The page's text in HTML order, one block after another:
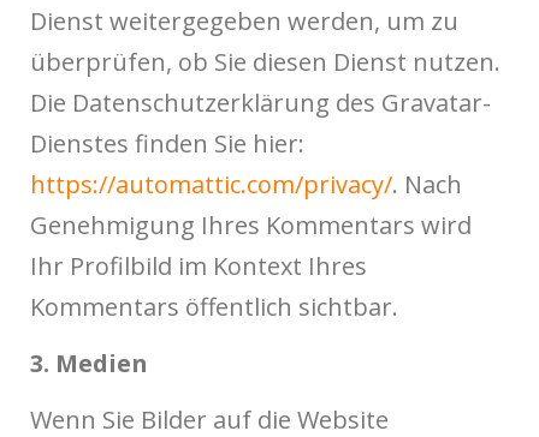
Dienst weitergegeben werden, um zu
überprüfen, ob Sie diesen Dienst nutzen.
Die Datenschutzerklärung des Gravatar-
Dienstes finden Sie hier:
https://automattic.com/privacy/. Nach
Genehmigung Ihres Kommentars wird
Ihr Profilbild im Kontext Ihres
Kommentars öffentlich sichtbar.
3. Medien
Wenn Sie Bilder auf die Website